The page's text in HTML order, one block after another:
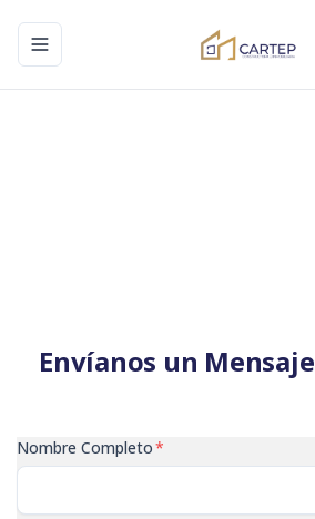
Toggle navigation menu
Envíanos un Mensaje
Nombre Completo*